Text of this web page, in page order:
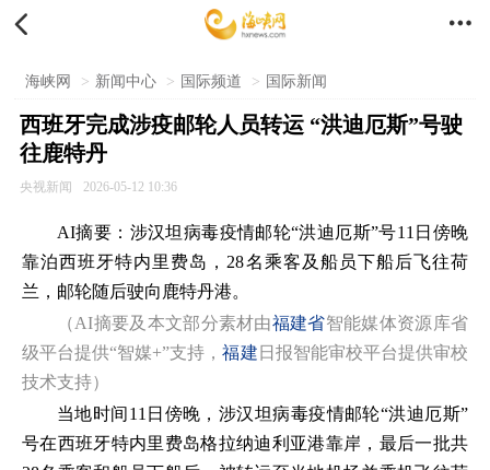
 
海峡网 > 新闻中心 > 国际频道 > 国际新闻
西班牙完成涉疫邮轮人员转运 “洪迪厄斯”号驶
往鹿特丹
央视新闻 2026-05-12 10:36
AI摘要：涉汉坦病毒疫情邮轮“洪迪厄斯”号11日傍晚
靠泊西班牙特内里费岛，28名乘客及船员下船后飞往荷
兰，邮轮随后驶向鹿特丹港。
（AI摘要及本文部分素材由福建省智能媒体资源库省
级平台提供“智媒+”支持，福建 日报智能审校平台提供审校
技术支持）
当地时间11日傍晚，涉汉坦病毒疫情邮轮“洪迪厄斯”
号在西班牙特内里费岛格拉纳迪利亚港靠岸，最后一批共